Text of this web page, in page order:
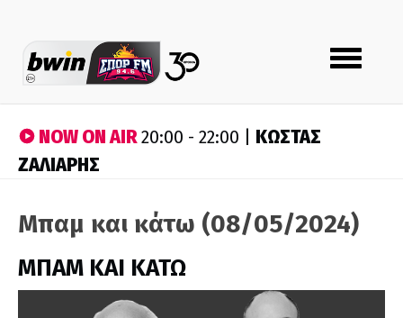
Toggle
navigation
NOW ON AIR20:00 - 22:00 | ΚΩΣΤΑΣ
ΖΑΛΙΑΡΗΣ
Μπαμ και κάτω (08/05/2024)
ΜΠΑΜ ΚΑΙ ΚΑΤΩ